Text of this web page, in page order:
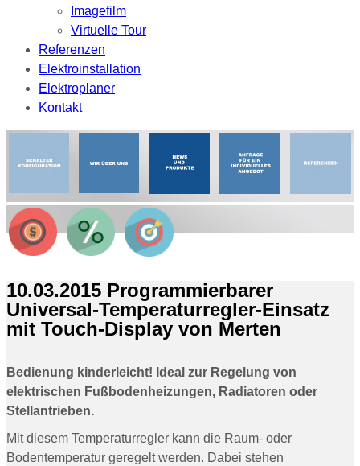
Imagefilm
Virtuelle Tour
Referenzen
Elektroinstallation
Elektroplaner
Kontakt
10.03.2015 Programmierbarer
Universal-Temperaturregler-Einsatz
mit Touch-Display von Merten
Bedienung kinderleicht! Ideal zur Regelung von
elektrischen Fußbodenheizungen, Radiatoren oder
Stellantrieben.
Mit diesem Temperaturregler kann die Raum- oder
Bodentemperatur geregelt werden. Dabei stehen